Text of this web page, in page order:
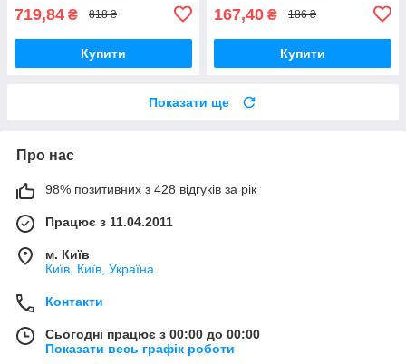
719,84 ₴ 818 ₴
Купити
167,40 ₴ 186 ₴
Купити
Показати ще
Про нас
98% позитивних з 428 відгуків за рік
Працює з 11.04.2011
м. Київ
Київ, Київ, Україна
Контакти
Сьогодні працює з 00:00 до 00:00
Показати весь графік роботи